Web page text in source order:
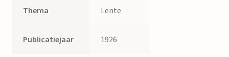
Thema Lente
Publicatiejaar 1926